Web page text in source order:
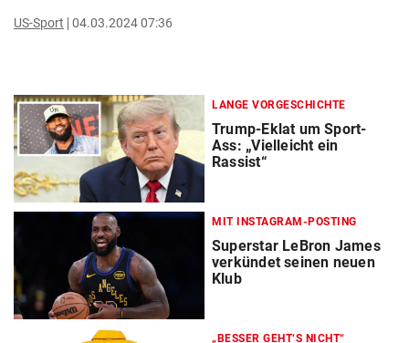
US-Sport 04.03.2024 07:36
LANGE VORGESCHICHTE
Trump-Eklat um Sport-
Ass: „Vielleicht ein
Rassist“
MIT INSTAGRAM-POSTING
Superstar LeBron James
verkündet seinen neuen
Klub
„BESSER GEHT‘S NICHT“